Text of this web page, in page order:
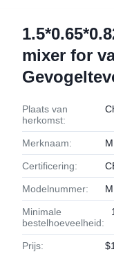
mixer for
Plaats van
herkomst:
Merknaam:
Certificering:
Modelnummer:
Minimale
bestelhoeveelheid:
Prijs: